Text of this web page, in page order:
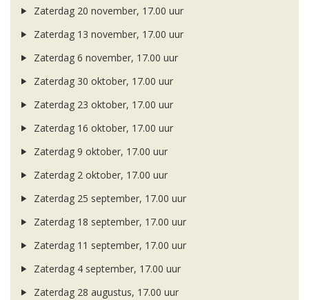
Zaterdag 20 november, 17.00 uur
Zaterdag 13 november, 17.00 uur
Zaterdag 6 november, 17.00 uur
Zaterdag 30 oktober, 17.00 uur
Zaterdag 23 oktober, 17.00 uur
Zaterdag 16 oktober, 17.00 uur
Zaterdag 9 oktober, 17.00 uur
Zaterdag 2 oktober, 17.00 uur
Zaterdag 25 september, 17.00 uur
Zaterdag 18 september, 17.00 uur
Zaterdag 11 september, 17.00 uur
Zaterdag 4 september, 17.00 uur
Zaterdag 28 augustus, 17.00 uur